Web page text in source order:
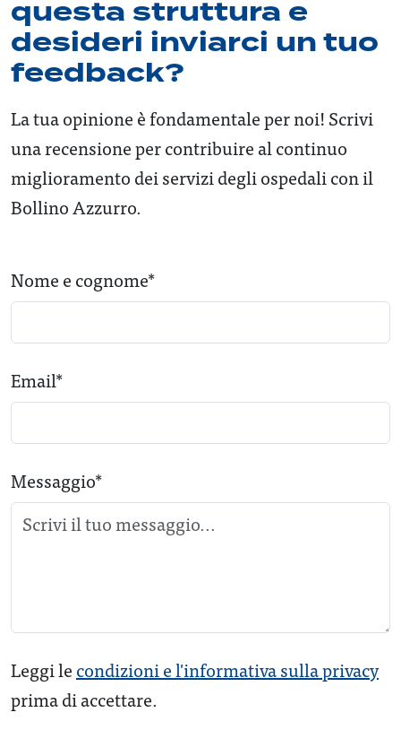
questa struttura e
desideri inviarci un tuo
feedback?
La tua opinione è fondamentale per noi! Scrivi
una recensione per contribuire al continuo
miglioramento dei servizi degli ospedali con il
Bollino Azzurro.
Nome e cognome*
Email*
Messaggio*
Leggi le condizioni e l'informativa sulla privacy
prima di accettare.